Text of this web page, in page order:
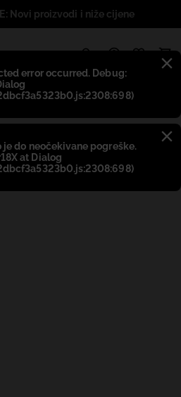
error occurred. Debug:
je do neočekivane pogreške.
at Dialog
Novi proizvodi i niže cijene